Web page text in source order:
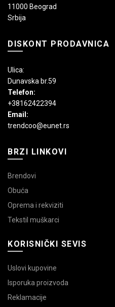
11000 Beograd
Srbija
DISKONT PRODAVNICA
Ulica:
Dunavska br.59
Telefon:
+38162422394
Email:
trendcoo@eunet.rs
BRZI LINKOVI
Brendovi
Obuća
Oprema i rekviziti
Tekstil muškarci
KORISNIČKI SEVIS
Uslovi kupovine
Isporuka proizvoda
Reklamacije